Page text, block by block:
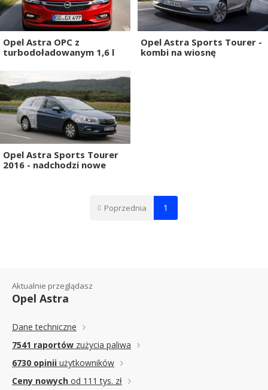
Opel Astra OPC z
turbodoładowanym 1,6 l
Opel Astra Sports Tourer -
kombi na wiosnę
Opel Astra Sports Tourer
2016 - nadchodzi nowe
Poprzednia 1
Aktualnie przeglądasz
Opel Astra
Dane techniczne
7541 raportów zużycia paliwa
6730 opinii użytkowników
Ceny nowych od 111 tys. zł